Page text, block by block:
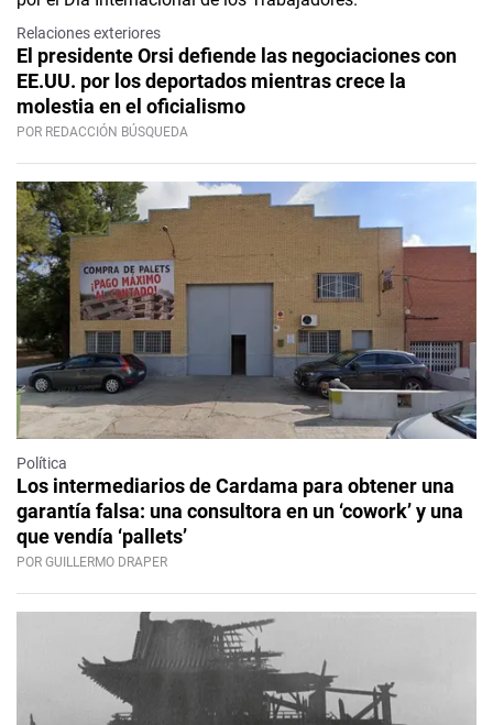
Relaciones exteriores
El presidente Orsi defiende las negociaciones con
EE.UU. por los deportados mientras crece la
molestia en el oficialismo
POR REDACCIÓN BÚSQUEDA
Política
Los intermediarios de Cardama para obtener una
garantía falsa: una consultora en un ‘cowork’ y una
que vendía ‘pallets’
POR GUILLERMO DRAPER